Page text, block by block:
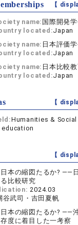
【
name: 国際開発
located:Japan
name: 日本評価
located:Japan
name: 日本比較
located:Japan
【
Humanities &
【
本の縮図たるか? ――
比較研究
2024.03
谷武司・吉田夏帆
本の縮図たるか? ――
度に着目した一考察